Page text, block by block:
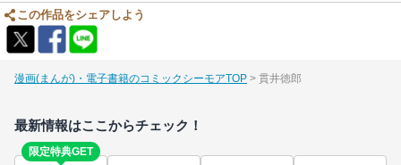
この作品をシェアしよう
漫画(まんが)・電子書籍のコミックシーモアTOP 貫井徳郎
最新情報はここからチェック！
限定特典GET